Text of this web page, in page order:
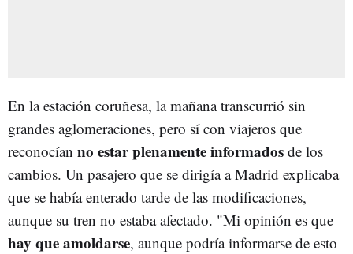
En la estación coruñesa, la mañana transcurrió sin
grandes aglomeraciones, pero sí con viajeros que
reconocían no estar plenamente informados de los
cambios. Un pasajero que se dirigía a Madrid explicaba
que se había enterado tarde de las modificaciones,
aunque su tren no estaba afectado. "Mi opinión es que
hay que amoldarse, aunque podría informarse de esto